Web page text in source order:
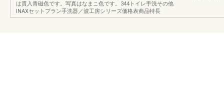
は貫入青磁色です。写真はなまこ色です。344トイレ手洗その他
INAXセットプラン手洗器／波工房シリーズ価格表商品特長